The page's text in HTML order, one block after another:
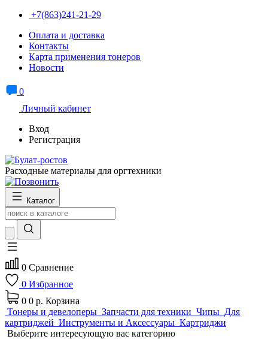
+7(863)241-21-29
Оплата и доставка
Контакты
Карта применения тонеров
Новости
0
Личный кабинет
Вход
Регистрация
Расходные материалы для оргтехники
Каталог
0 Сравнение
0 Избранное
0 0 р. Корзина
Тонеры и девелоперы Запчасти для техники Чипы Для
картриджей Инструменты и Аксессуары Картриджи
Выберите интересующую вас категорию